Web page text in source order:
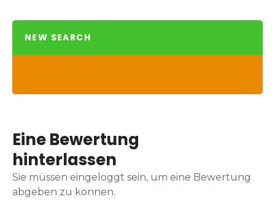
NEW SEARCH
Eine Bewertung
hinterlassen
Sie müssen eingeloggt sein, um eine Bewertung
abgeben zu können.